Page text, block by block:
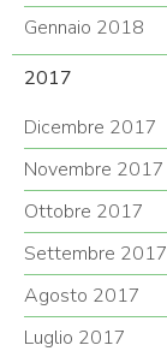
Gennaio 2018
2017
Dicembre 2017
Novembre 2017
Ottobre 2017
Settembre 2017
Agosto 2017
Luglio 2017